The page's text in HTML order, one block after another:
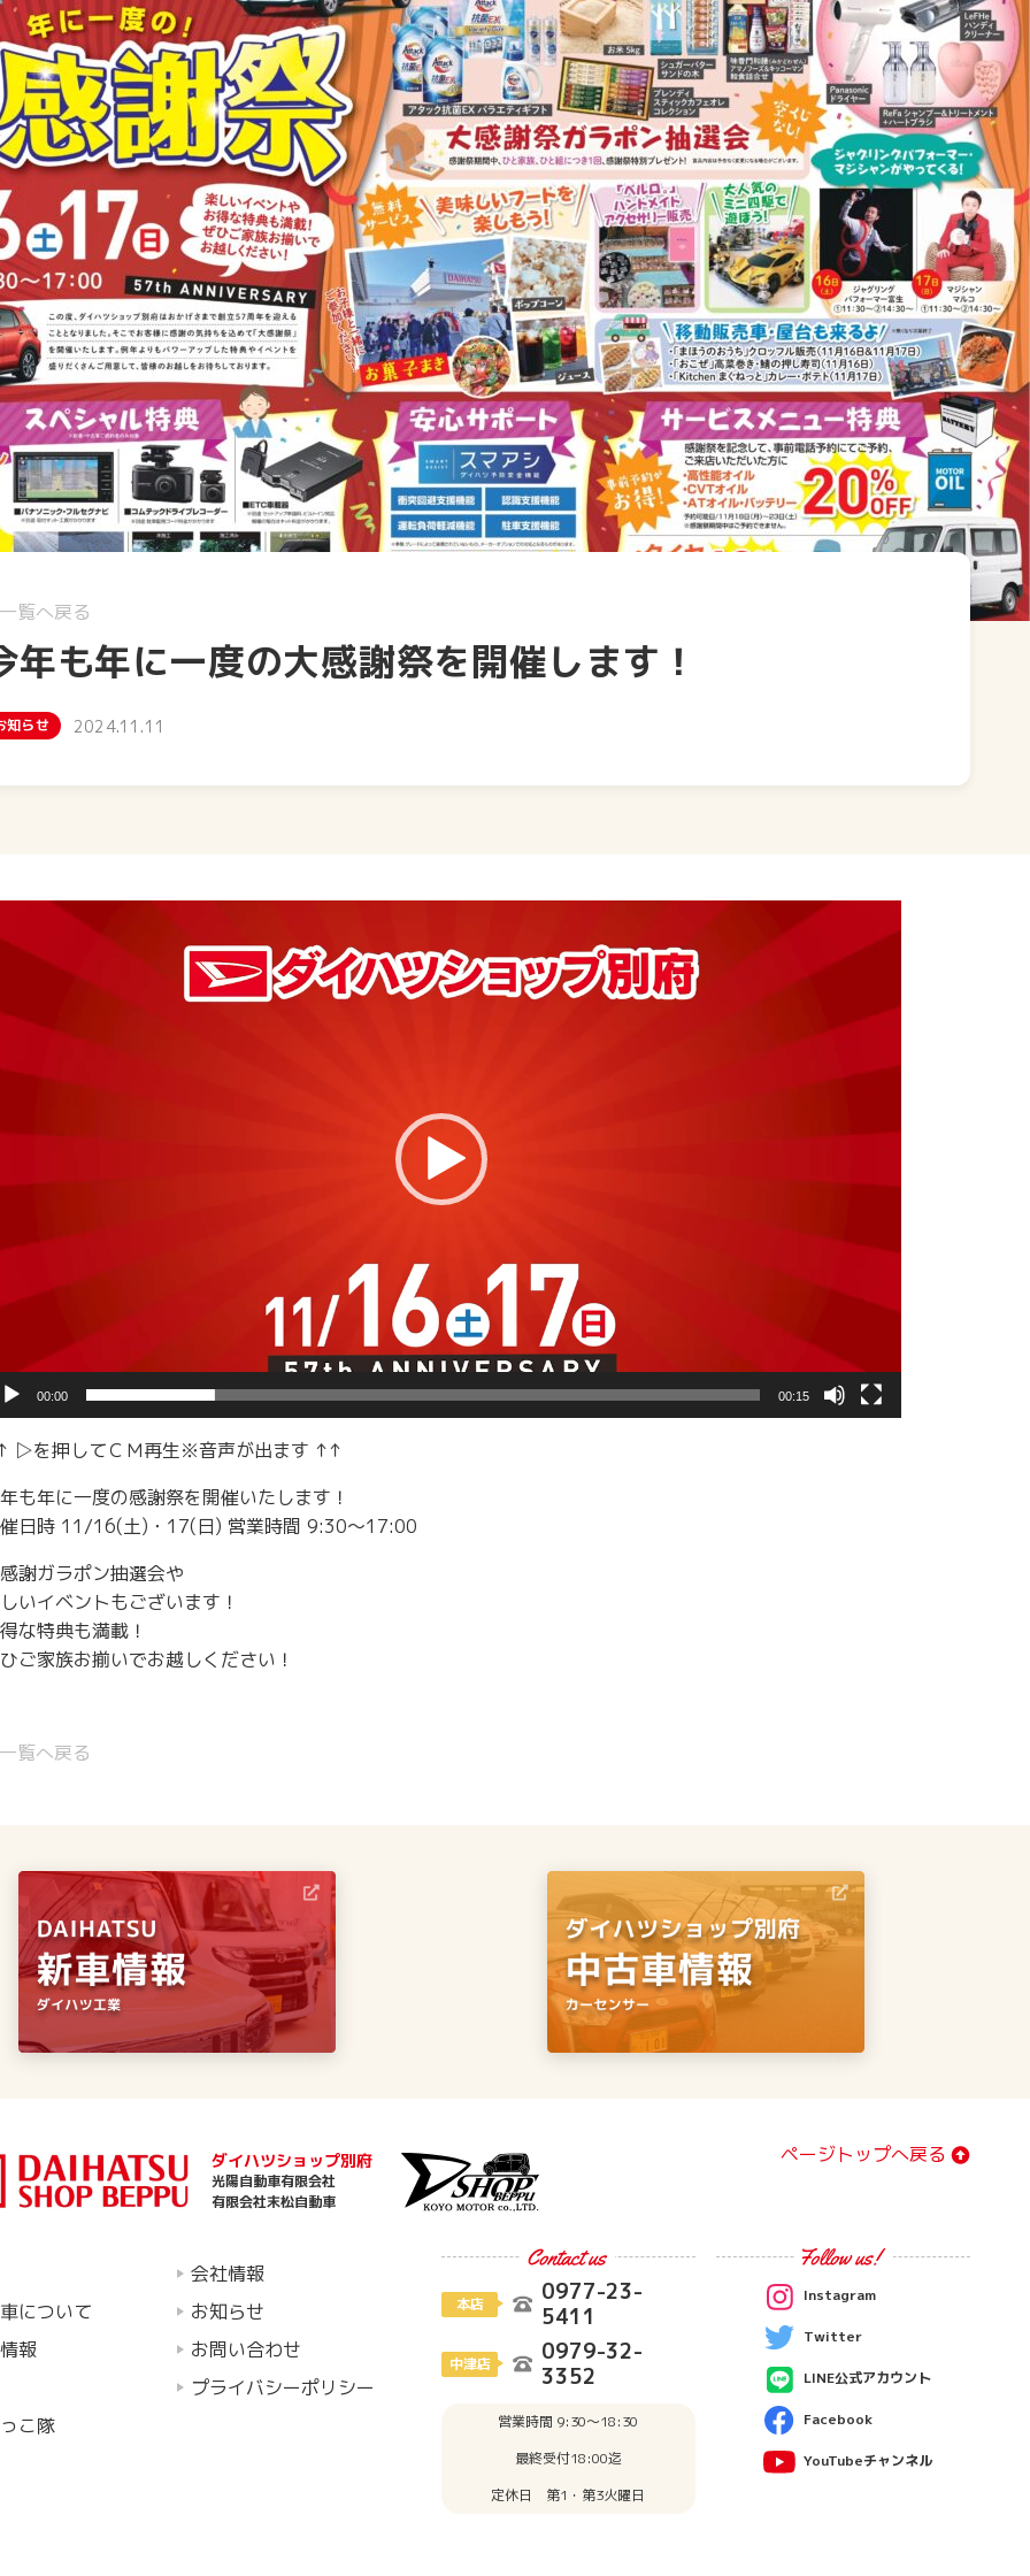
一覧へ戻る
年も年に一度の大感謝祭を開催します！
知らせ 2024.11.11
00:00 00:15
▷を押してＣＭ再生※音声が出ます ↑↑
も年に一度の感謝祭を開催いたします！
日時 11/16(土)・17(日) 営業時間 9:30～17:00
謝ガラポン抽選会や
いイベントもございます！
な特典も満載！
ご家族お揃いでお越しください！
一覧へ戻る
ダイハツショップ別府
光陽自動車有限会社
有限会社末松自動車
ページトップへ戻る
について
報
こ隊
会社情報
お知らせ
お問い合わせ
プライバシーポリシー
本店
0977-23-
5411
中津店
0979-32-
3352
営業時間 9:30〜18:30
最終受付18:00迄
定休日 第1・第3火曜日
Instagram
Twitter
LINE公式アカウント
Facebook
YouTubeチャンネル